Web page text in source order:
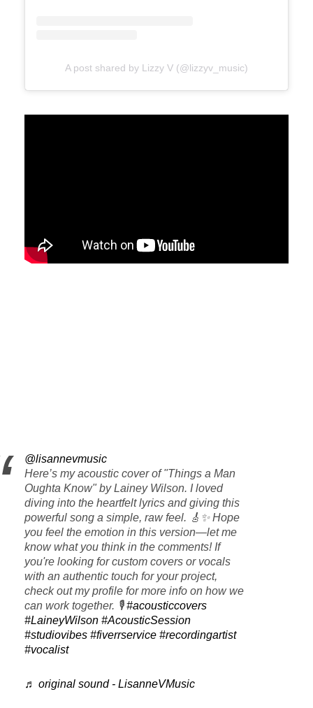
A post shared by Lizzy V (@lizzyv_music)
@lisannevmusic
Here’s my acoustic cover of "Things a Man
Oughta Know" by Lainey Wilson. I loved
diving into the heartfelt lyrics and giving this
powerful song a simple, raw feel. 🎸✨ Hope
you feel the emotion in this version—let me
know what you think in the comments! If
you're looking for custom covers or vocals
with an authentic touch for your project,
check out my profile for more info on how we
can work together. 🎙️#acousticcovers
#LaineyWilson #AcousticSession
#studiovibes #fiverrservice #recordingartist
#vocalist
♬ original sound - LisanneVMusic